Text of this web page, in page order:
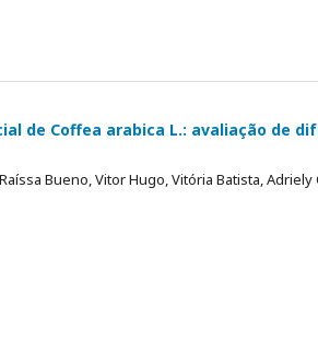
de Coffea arabica L.: avaliação de
Bueno, Vitor Hugo, Vitória Batista,